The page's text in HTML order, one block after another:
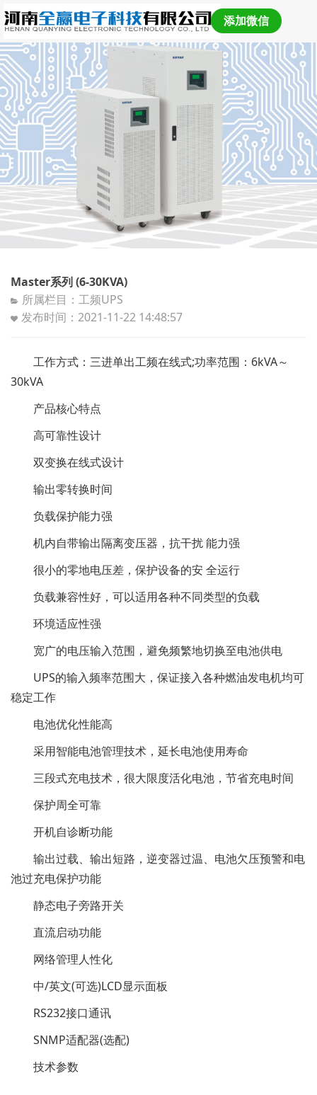
添加微信
Master系列 (6-30KVA)
所属栏目：工频UPS
发布时间：2021-11-22 14:48:57
工作方式：三进单出工频在线式;功率范围：6kVA～
30kVA
产品核心特点
高可靠性设计
双变换在线式设计
输出零转换时间
负载保护能力强
机内自带输出隔离变压器，抗干扰 能力强
很小的零地电压差，保护设备的安 全运行
负载兼容性好，可以适用各种不同类型的负载
环境适应性强
宽广的电压输入范围，避免频繁地切换至电池供电
UPS的输入频率范围大，保证接入各种燃油发电机均可
稳定工作
电池优化性能高
采用智能电池管理技术，延长电池使用寿命
三段式充电技术，很大限度活化电池，节省充电时间
保护周全可靠
开机自诊断功能
输出过载、输出短路，逆变器过温、电池欠压预警和电
池过充电保护功能
静态电子旁路开关
直流启动功能
网络管理人性化
中/英文(可选)LCD显示面板
RS232接口通讯
SNMP适配器(选配)
技术参数